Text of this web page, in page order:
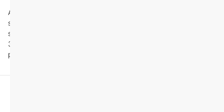
Anmäl fler än 2 personer från
samma organisation
samtidigt så betalar person
3, 4, 5 osv endast 4990 kr
per person.